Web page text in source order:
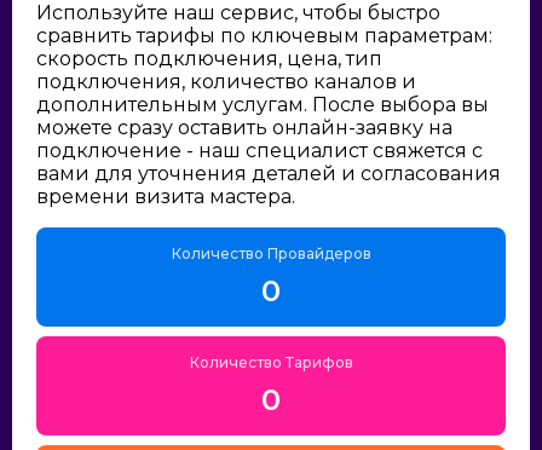
Используйте наш сервис, чтобы быстро
сравнить тарифы по ключевым параметрам:
скорость подключения, цена, тип
подключения, количество каналов и
дополнительным услугам. После выбора вы
можете сразу оставить онлайн-заявку на
подключение - наш специалист свяжется с
вами для уточнения деталей и согласования
времени визита мастера.
Количество Провайдеров
0
Количество Тарифов
0